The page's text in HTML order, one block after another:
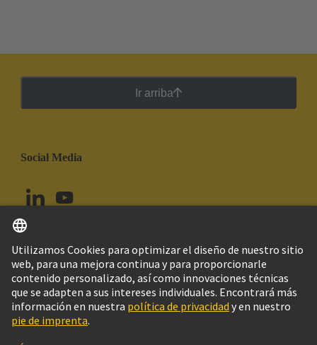
Ir arriba
Social Media
Perú Español
© Grupo Tecnológico HARTING